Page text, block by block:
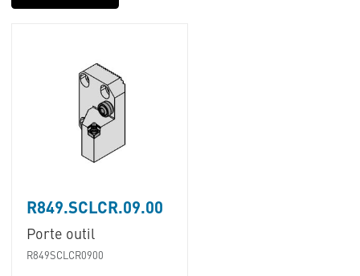
R849.SCLCR.09.00
Porte outil
R849SCLCR0900